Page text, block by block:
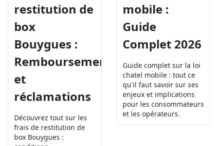
restitution de
box
Bouygues :
Remboursement
et
réclamations
Découvrez tout sur les
frais de restitution de
box Bouygues :
mobile :
Guide
Complet 2026
Guide complet sur la loi
chatel mobile : tout ce
qu'il faut savoir sur ses
enjeux et implications
pour les consommateurs
et les opérateurs.